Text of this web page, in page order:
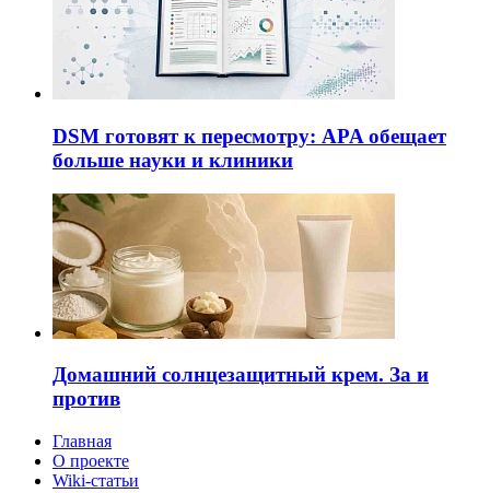
DSM готовят к пересмотру: APA обещает
больше науки и клиники
Домашний солнцезащитный крем. За и
против
Главная
О проекте
Wiki-статьи